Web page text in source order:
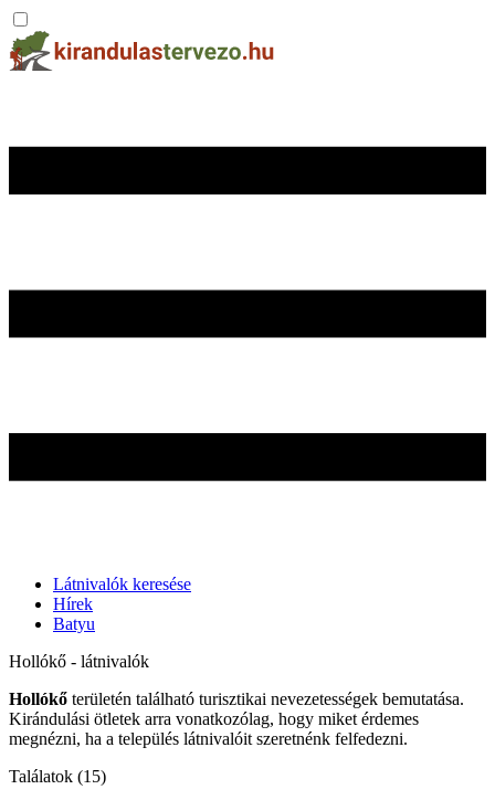
Látnivalók keresése
Hírek
Batyu
Hollókő - látnivalók
Hollókő területén található turisztikai nevezetességek bemutatása.
Kirándulási ötletek arra vonatkozólag, hogy miket érdemes
megnézni, ha a település látnivalóit szeretnénk felfedezni.
Találatok (15)